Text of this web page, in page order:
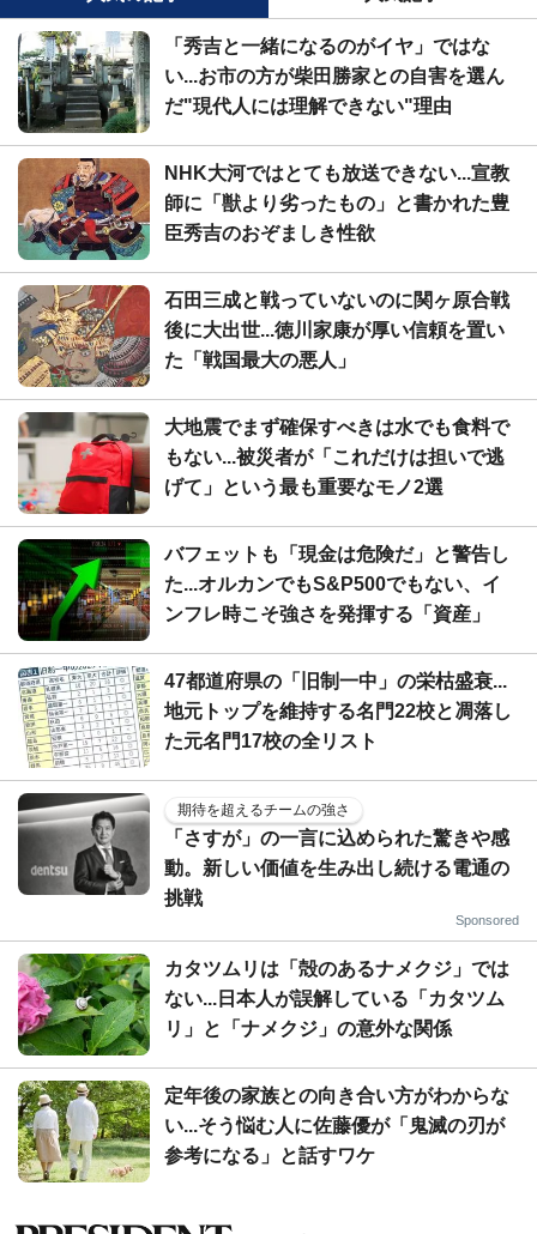
「秀吉と一緒になるのがイヤ」ではな
い...お市の方が柴田勝家との自害を選ん
だ"現代人には理解できない"理由
NHK大河ではとても放送できない...宣教
師に「獣より劣ったもの」と書かれた豊
臣秀吉のおぞましき性欲
石田三成と戦っていないのに関ヶ原合戦
後に大出世...徳川家康が厚い信頼を置い
た「戦国最大の悪人」
大地震でまず確保すべきは水でも食料で
もない...被災者が「これだけは担いで逃
げて」という最も重要なモノ2選
バフェットも「現金は危険だ」と警告し
た...オルカンでもS&P500でもない、イ
ンフレ時こそ強さを発揮する「資産」
47都道府県の「旧制一中」の栄枯盛衰...
地元トップを維持する名門22校と凋落し
た元名門17校の全リスト
期待を超えるチームの強さ
「さすが」の一言に込められた驚きや感
動。新しい価値を生み出し続ける電通の
挑戦
Sponsored
カタツムリは「殻のあるナメクジ」では
ない...日本人が誤解している「カタツム
リ」と「ナメクジ」の意外な関係
定年後の家族との向き合い方がわからな
い...そう悩む人に佐藤優が「鬼滅の刃が
参考になる」と話すワケ